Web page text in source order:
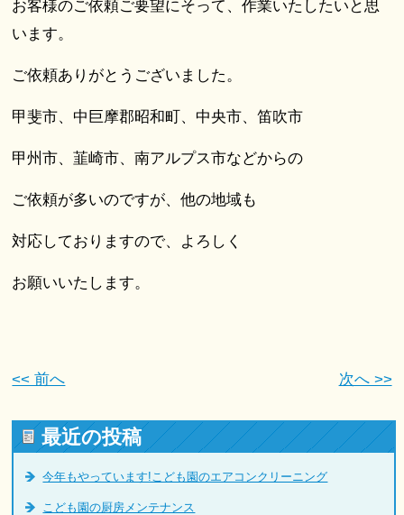
お客様のご依頼ご要望にそって、作業いたしたいと思
います。
ご依頼ありがとうございました。
甲斐市、中巨摩郡昭和町、中央市、笛吹市
甲州市、韮崎市、南アルプス市などからの
ご依頼が多いのですが、他の地域も
対応しておりますので、よろしく
お願いいたします。
<< 前へ 次へ >>
最近の投稿
今年もやっています!こども園のエアコンクリーニング
こども園の厨房メンテナンス